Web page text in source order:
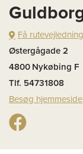
Få rutevejledning
Østergågade 2
4800 Nykøbing F
Tlf. 54731808
Besøg hjemmeside